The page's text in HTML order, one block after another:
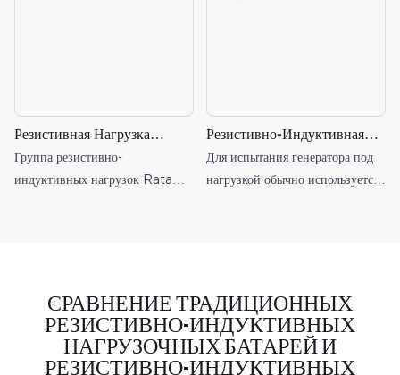
Резистивная Нагрузка
Переменного Тока
Группа резистивно-
индуктивных нагрузок Rata
Резистивно-Индуктивная
Нагрузочная Батарея 300
КВт/225 Квар
Для испытания генератора под
нагрузкой обычно используется
СРАВНЕНИЕ ТРАДИЦИОННЫХ
РЕЗИСТИВНО-ИНДУКТИВНЫХ
НАГРУЗОЧНЫХ БАТАРЕЙ И
РЕЗИСТИВНО-ИНДУКТИВНЫХ